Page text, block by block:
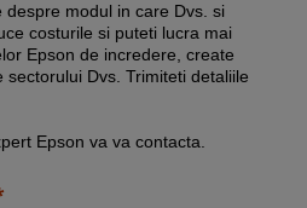
modul in care Dvs. si
costurile si puteti lucra mai
Epson de incredere, create
Dvs. Trimiteti detaliile
Epson va va contacta.